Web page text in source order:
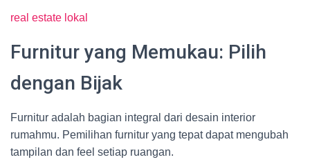
real estate lokal
Furnitur yang Memukau: Pilih
dengan Bijak
Furnitur adalah bagian integral dari desain interior
rumahmu. Pemilihan furnitur yang tepat dapat mengubah
tampilan dan feel setiap ruangan.